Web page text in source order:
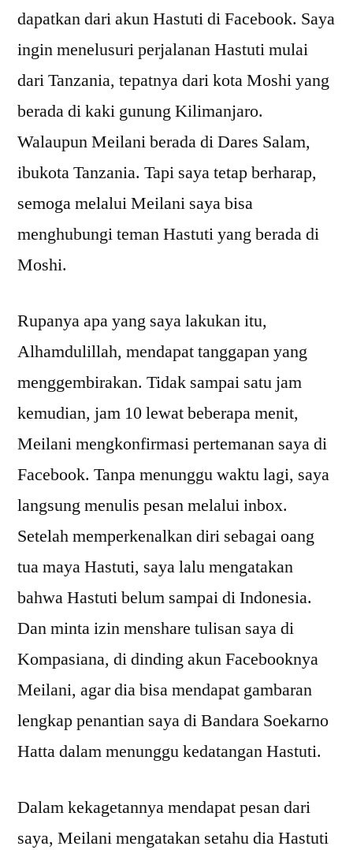
dapatkan dari akun Hastuti di Facebook. Saya
ingin menelusuri perjalanan Hastuti mulai
dari Tanzania, tepatnya dari kota Moshi yang
berada di kaki gunung Kilimanjaro.
Walaupun Meilani berada di Dares Salam,
ibukota Tanzania. Tapi saya tetap berharap,
semoga melalui Meilani saya bisa
menghubungi teman Hastuti yang berada di
Moshi.
Rupanya apa yang saya lakukan itu,
Alhamdulillah, mendapat tanggapan yang
menggembirakan. Tidak sampai satu jam
kemudian, jam 10 lewat beberapa menit,
Meilani mengkonfirmasi pertemanan saya di
Facebook. Tanpa menunggu waktu lagi, saya
langsung menulis pesan melalui inbox.
Setelah memperkenalkan diri sebagai oang
tua maya Hastuti, saya lalu mengatakan
bahwa Hastuti belum sampai di Indonesia.
Dan minta izin menshare tulisan saya di
Kompasiana, di dinding akun Facebooknya
Meilani, agar dia bisa mendapat gambaran
lengkap penantian saya di Bandara Soekarno
Hatta dalam menunggu kedatangan Hastuti.
Dalam kekagetannya mendapat pesan dari
saya, Meilani mengatakan setahu dia Hastuti